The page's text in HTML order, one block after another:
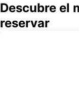
Descubre el
reservar